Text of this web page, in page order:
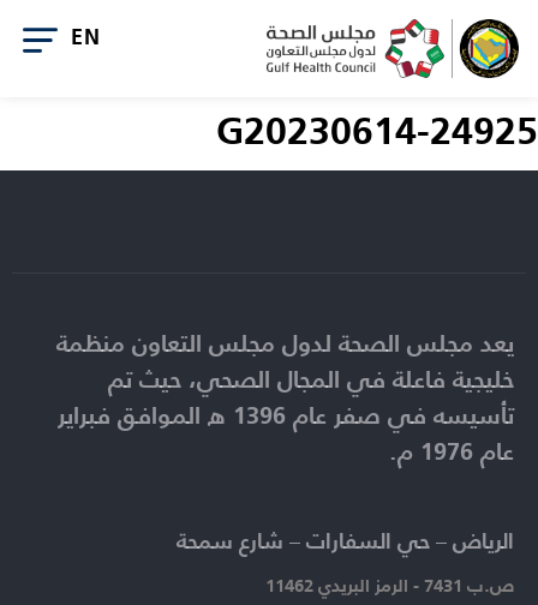
G20230614-24925
الرياض – حي السفارات – شارع سمحة​
ص.ب 7431 - الرمز البريدي 11462
يعد مجلس الصحة لدول مجلس التعاون منظمة
خليجية فاعلة في المجال الصحي، حيث تم
تأسيسه في صفر عام 1396 ه الموافق فبراير
عام 1976 م.